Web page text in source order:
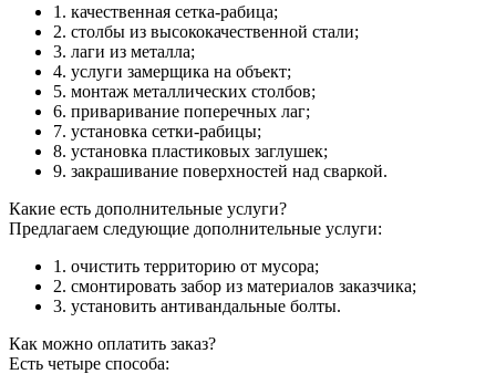
1. качественная сетка-рабица;
2. столбы из высококачественной стали;
3. лаги из металла;
4. услуги замерщика на объект;
5. монтаж металлических столбов;
6. приваривание поперечных лаг;
7. установка сетки-рабицы;
8. установка пластиковых заглушек;
9. закрашивание поверхностей над сваркой.
Какие есть дополнительные услуги?
Предлагаем следующие дополнительные услуги:
1. очистить территорию от мусора;
2. смонтировать забор из материалов заказчика;
3. установить антивандальные болты.
Как можно оплатить заказ?
Есть четыре способа: